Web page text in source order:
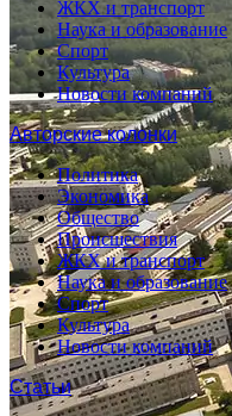
ЖКХ и транспорт
Наука и образование
Спорт
Культура
Новости компаний
Авторские колонки
Политика
Экономика
Общество
Происшествия
ЖКХ и транспорт
Наука и образование
Спорт
Культура
Новости компаний
Статьи